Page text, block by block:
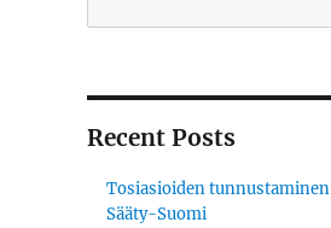
Recent Posts
Tosiasioiden tunnustaminen
Sääty-Suomi